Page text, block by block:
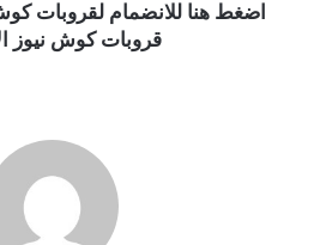
اضغط هنا للانضمام لقروبات
قروبات كوش نيوز